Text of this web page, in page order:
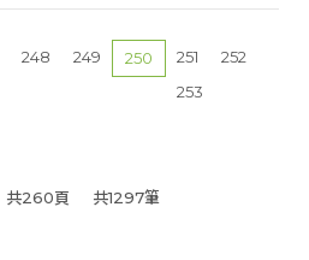
248 249 250 251
252
253
共260頁 共1297筆